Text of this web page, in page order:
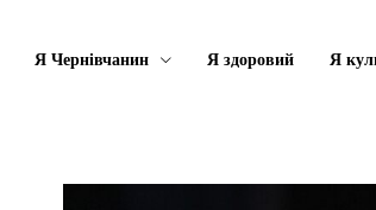
Я Чернівчанин Я здоровий Я